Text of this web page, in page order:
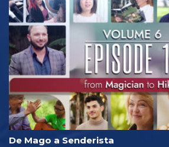
De Mago a Senderista